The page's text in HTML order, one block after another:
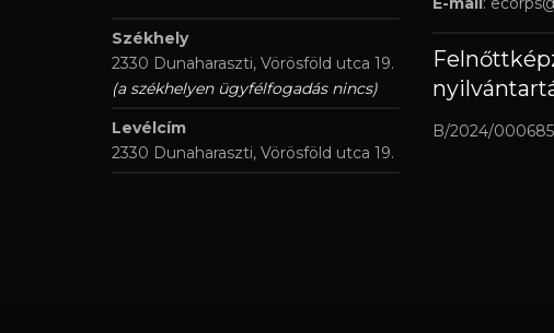
Székhely
2330 Dunaharaszti, Vörösföld utca 19.
(a székhelyen ügyfélfogadás nincs)
Levélcím
2330 Dunaharaszti, Vörösföld utca 19.
B/2024/000685